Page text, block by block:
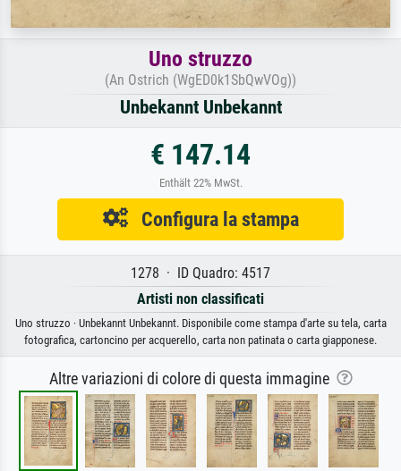
Uno struzzo
(An Ostrich (WgED0k1SbQwVOg))
Unbekannt Unbekannt
€ 147.14
Enthält 22% MwSt.
Configura la stampa
1278 · ID Quadro: 4517
Artisti non classificati
Uno struzzo · Unbekannt Unbekannt. Disponibile come stampa d'arte su tela, carta
fotografica, cartoncino per acquerello, carta non patinata o carta giapponese.
Altre variazioni di colore di questa immagine